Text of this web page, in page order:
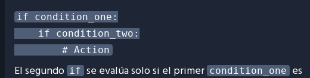
if condition_one:
    if condition_two:
El segundo if se evalúa solo si el primer condition_one es